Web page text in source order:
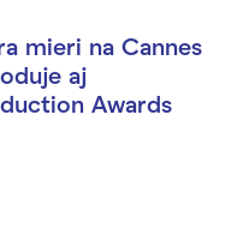
mieri na Cannes
aj
Awards